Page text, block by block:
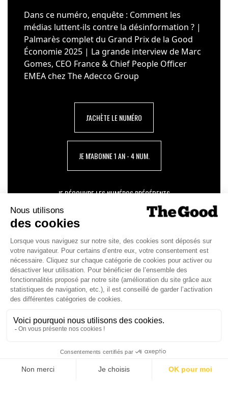
Dans ce numéro, enquête : Comment les
médias luttent-ils contre la désinformation ? |
Palmarès complet du Grand Prix de la Good
Économie 2025 | La grande interview de Marc
Gomes, CEO France & Chief People Officer
EMEA chez The Adecco Group
J'ACHÈTE LE NUMÉRO
JE M'ABONNE 1 AN - 4 NUM.
JE DÉCOUVRE LES NUMÉROS PRÉCÉDENTS
Je suis déjà abonné(e) :
version digitale
SUIVEZ-NOUS